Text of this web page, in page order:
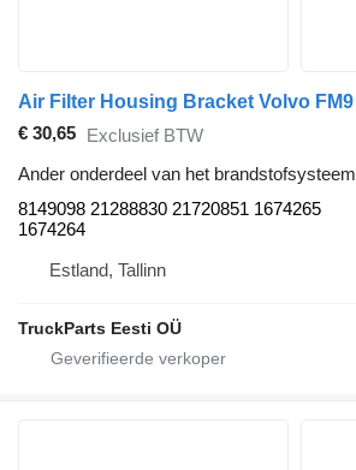
€ 30,65 Exclusief BTW
Ander onderdeel van het brandstofsysteem
8149098 21288830 21720851 1674265
1674264
Estland, Tallinn
TruckParts Eesti OÜ